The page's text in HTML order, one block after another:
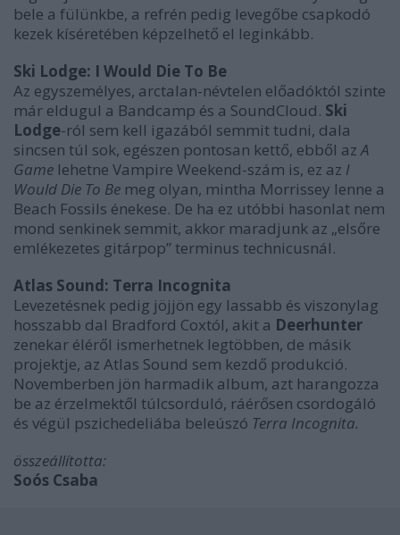
bele a fülünkbe, a refrén pedig levegőbe csapkodó
kezek kíséretében képzelhető el leginkább.
Ski Lodge: I Would Die To Be
Az egyszemélyes, arctalan-névtelen előadóktól szinte
már eldugul a Bandcamp és a SoundCloud. Ski
Lodge-ról sem kell igazából semmit tudni, dala
sincsen túl sok, egészen pontosan kettő, ebből azA
Game lehetne Vampire Weekend-szám is, ez az I
Would Die To Be meg olyan, mintha Morrissey lenne a
Beach Fossils énekese. De ha ez utóbbi hasonlat nem
mond senkinek semmit, akkor maradjunk az „elsőre
emlékezetes gitárpop” terminus technicusnál.
Atlas Sound: Terra Incognita
Levezetésnek pedig jöjjön egy lassabb és viszonylag
hosszabb dal Bradford Coxtól, akit a Deerhunter
zenekar éléről ismerhetnek legtöbben, de másik
projektje, az Atlas Sound sem kezdő produkció.
Novemberben jön harmadik album, azt harangozza
be az érzelmektől túlcsorduló, ráérősen csordogáló
és végül pszichedeliába beleúszó Terra Incognita.
összeállította:
Soós Csaba